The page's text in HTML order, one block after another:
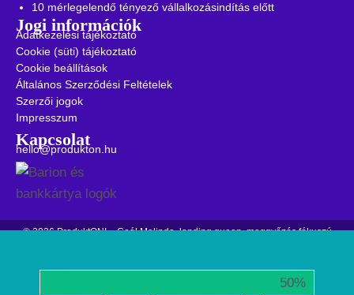
10 mérlegelendő tényező vállalkozásindítás előtt
Jogi információk
Adatkezelési tájékoztató
Cookie (süti) tájékoztató
Cookie beállítások
Általános Szerződési Feltételek
Szerzői jogok
Impresszum
Kapcsolat
hello@produkton.hu
© 2026 ProduktON! – Gaál Melinda, landing queen, meggyőzés fókuszú
50%